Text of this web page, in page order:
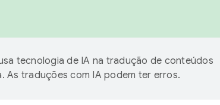
tecnologia de IA na tradução de conteúdos
As traduções com IA podem ter erros.